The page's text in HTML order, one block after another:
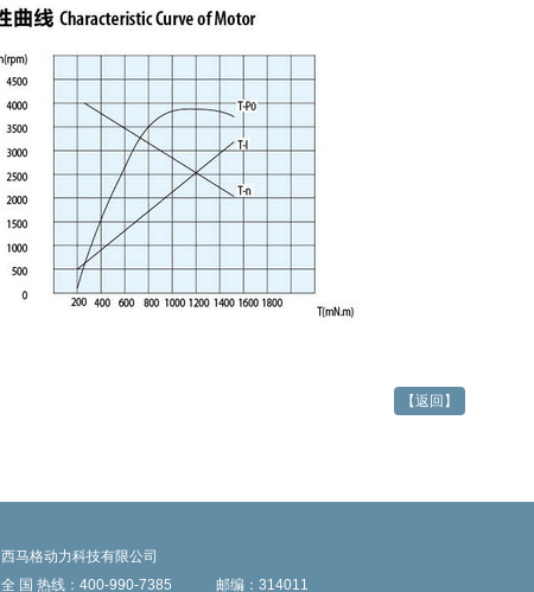
【返回】
西马格动力科技有限公司
全 国 热线：400-990-7385
邮编：314011